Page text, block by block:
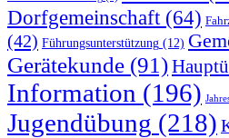
Dorfgemeinschaft (64)
(42) Führungsunterstützung (12)
Gerätekunde (91)
Information (196)
Jugendübung (218)